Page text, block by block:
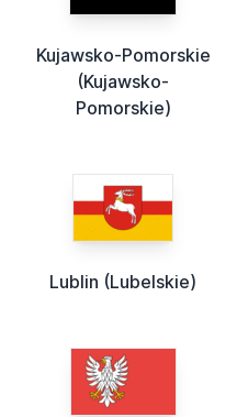
Kujawsko-Pomorskie
(Kujawsko-
Pomorskie)
Lublin (Lubelskie)